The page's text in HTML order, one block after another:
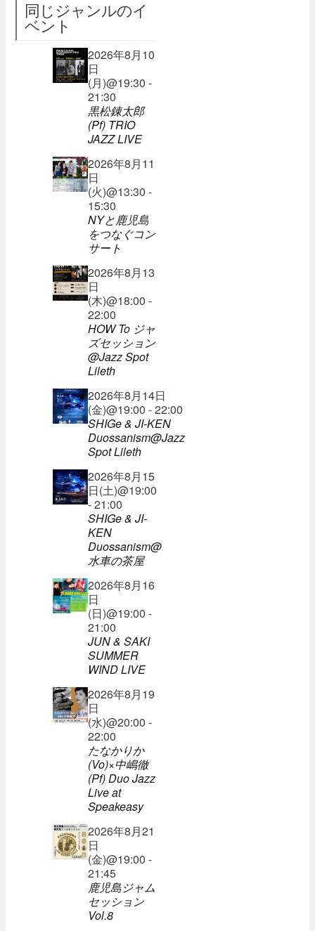
同じジャンルのイ
ベント
2026年8月10
日
(月)@19:30 -
21:30
黒松錬太郎
(Pf) TRIO
JAZZ LIVE
2026年8月11
日
(火)@13:30 -
15:30
NYと鹿児島
をつなぐコン
サート
2026年8月13
日
(木)@18:00 -
22:00
HOW To ジャ
ズセッション
@Jazz Spot
Lileth
2026年8月14日
(金)@19:00 - 22:00
SHIGe & JI-KEN
Duossanism@Jazz
Spot Lileth
2026年8月15
日(土)@19:00
- 21:00
SHIGe & JI-
KEN
Duossanism@
水車の茶屋
2026年8月16
日
(日)@19:00 -
21:00
JUN & SAKI
SUMMER
WIND LIVE
2026年8月19
日
(水)@20:00 -
22:00
たなかりか
(Vo)×中嶋徹
(Pf) Duo Jazz
Live at
Speakeasy
2026年8月21
日
(金)@19:00 -
21:45
鹿児島ジャム
セッション
Vol.8